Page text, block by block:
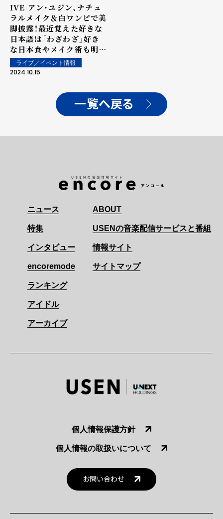
IVE アン・ユジン、ナチュ
ラルメイク＆白ワンピで美
脚披露！最近覚えた好きな
日本語は「わざわざ」好き
な日本食やメイク術も明か
す！CLIO新商品発表会に
登場
ライブ／イベント情報
2024.10.15
一覧へ戻る
ニュース
特集
インタビュー
encoremode
ランキング
アイドル
アーカイブ
ABOUT
USENの音楽配信サービスと番組
情報サイト
サイトマップ
個人情報保護方針
個人情報の取扱いについて
お問い合わせ